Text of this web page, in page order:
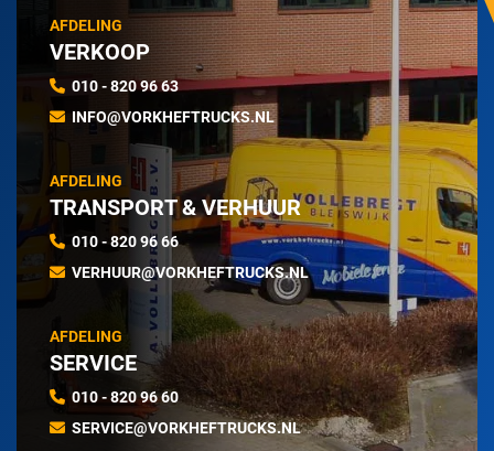
AFDELING
VERKOOP
010 - 820 96 63
INFO@VORKHEFTRUCKS.NL
AFDELING
TRANSPORT & VERHUUR
010 - 820 96 66
VERHUUR@VORKHEFTRUCKS.NL
AFDELING
SERVICE
010 - 820 96 60
SERVICE@VORKHEFTRUCKS.NL